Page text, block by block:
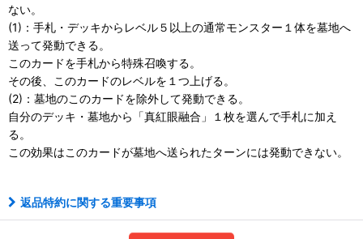
ない。
(1)：手札・デッキからレベル５以上の通常モンスター１体を墓地へ
送って発動できる。
このカードを手札から特殊召喚する。
その後、このカードのレベルを１つ上げる。
(2)：墓地のこのカードを除外して発動できる。
自分のデッキ・墓地から「真紅眼融合」１枚を選んで手札に加え
る。
この効果はこのカードが墓地へ送られたターンには発動できない。
返品特約に関する重要事項